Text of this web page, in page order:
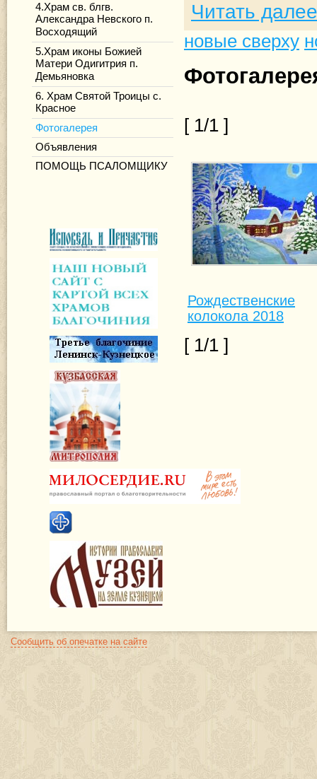
4.Храм св. блгв.
Александра Невского п.
Восходящий
5.Храм иконы Божией
Матери Одигитрия п.
Демьяновка
6. Храм Святой Троицы с.
Красное
Фотогалерея
Объявления
ПОМОЩЬ ПСАЛОМЩИКУ
Читать далее
новые сверху
[ 1/1 ]
Рождественские
колокола 2018
[ 1/1 ]
Сообщить об опечатке на сайте